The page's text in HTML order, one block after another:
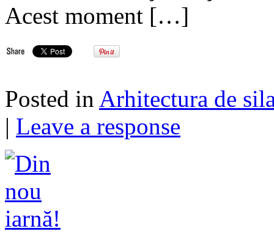
Acest moment […]
Posted in Arhitectura de
| Leave a response